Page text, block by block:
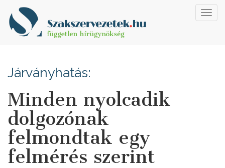
Járványhatás:
Minden nyolcadik
dolgozónak
felmondtak egy
felmérés szerint